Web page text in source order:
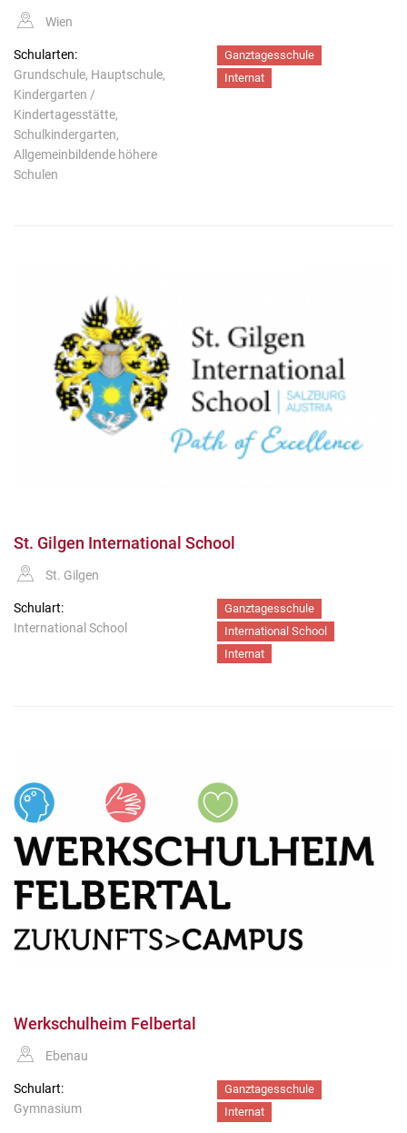
Wien
Schularten:
Grundschule, Hauptschule,
Kindergarten /
Kindertagesstätte,
Schulkindergarten,
Allgemeinbildende höhere
Schulen
Ganztagesschule
Internat
St. Gilgen International School
St. Gilgen
Schulart:
International School
Ganztagesschule
International School
Internat
Werkschulheim Felbertal
Ebenau
Schulart:
Gymnasium
Ganztagesschule
Internat